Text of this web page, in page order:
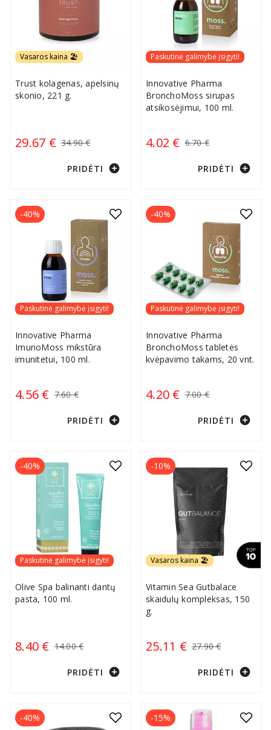
Vasaros kaina 🏖️
Trust kolagenas, apelsinų
skonio, 221 g.
29.67 € 34.90 €
PRIDĖTI add_circle
Paskutinė galimybė įsigyti!
Innovative Pharma
BronchoMoss sirupas
atsikosėjimui, 100 ml.
4.02 € 6.70 €
PRIDĖTI add_circle
Paskutinė galimybė įsigyti!
Innovative Pharma
ImunoMoss mikstūra
imunitetui, 100 ml.
4.56 € 7.60 €
-40%
PRIDĖTI add_circle
Paskutinė galimybė įsigyti!
Innovative Pharma
BronchoMoss tabletės
kvėpavimo takams, 20 vnt.
4.20 € 7.00 €
-40%
PRIDĖTI add_circle
Paskutinė galimybė įsigyti!
Olive Spa balinanti dantų
pasta, 100 ml.
8.40 € 14.00 €
-40%
PRIDĖTI add_circle
Vasaros kaina 🏖️
Vitamin Sea Gutbalace
skaidulų kompleksas, 150
g.
25.11 € 27.90 €
-10%
PRIDĖTI add_circle
-40% -15%